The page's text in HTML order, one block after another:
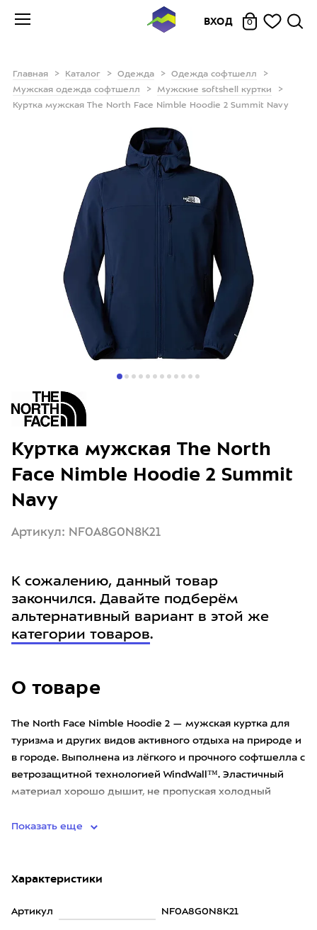
ВХОД 0
Главная Каталог Одежда
Одежда софтшелл
Мужская одежда софтшелл
Мужские softshell куртки
Куртка мужская The North Face Nimble Hoodie 2 Summit Navy
О товаре
The North Face Nimble Hoodie 2 — мужская куртка для
туризма и других видов активного отдыха на природе и
в городе. Выполнена из лёгкого и прочного софтшелла с
ветрозащитной технологией WindWall™. Эластичный
материал хорошо дышит, не пропуская холодный
Показать еще
Характеристики
Артикул NF0A8G0N8K21
Куртка мужская The North
Face Nimble Hoodie 2 Summit
Navy
Артикул: NF0A8G0N8K21
К сожалению, данный товар
закончился. Давайте подберём
альтернативный вариант в этой же
категории товаров.